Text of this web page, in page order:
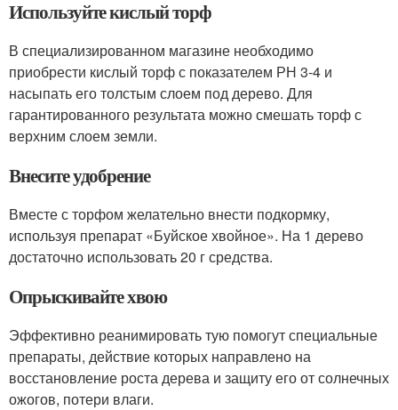
Используйте кислый торф
В специализированном магазине необходимо
приобрести кислый торф с показателем РН 3-4 и
насыпать его толстым слоем под дерево. Для
гарантированного результата можно смешать торф с
верхним слоем земли.
Внесите удобрение
Вместе с торфом желательно внести подкормку,
используя препарат «Буйское хвойное». На 1 дерево
достаточно использовать 20 г средства.
Опрыскивайте хвою
Эффективно реанимировать тую помогут специальные
препараты, действие которых направлено на
восстановление роста дерева и защиту его от солнечных
ожогов, потери влаги.